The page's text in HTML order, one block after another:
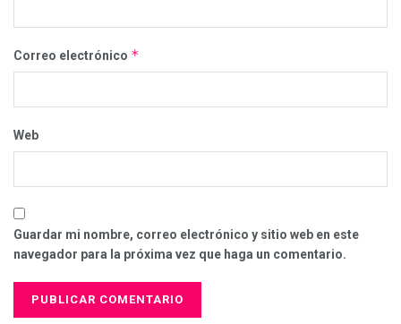
Correo electrónico *
Web
Guardar mi nombre, correo electrónico y sitio web en este
navegador para la próxima vez que haga un comentario.